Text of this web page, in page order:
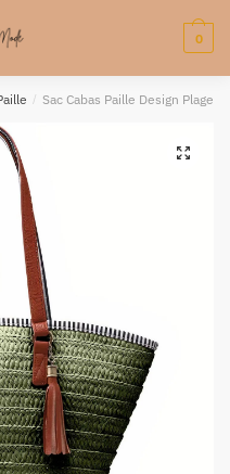
0
/ Sac Cabas Paille Design Plage
🔍